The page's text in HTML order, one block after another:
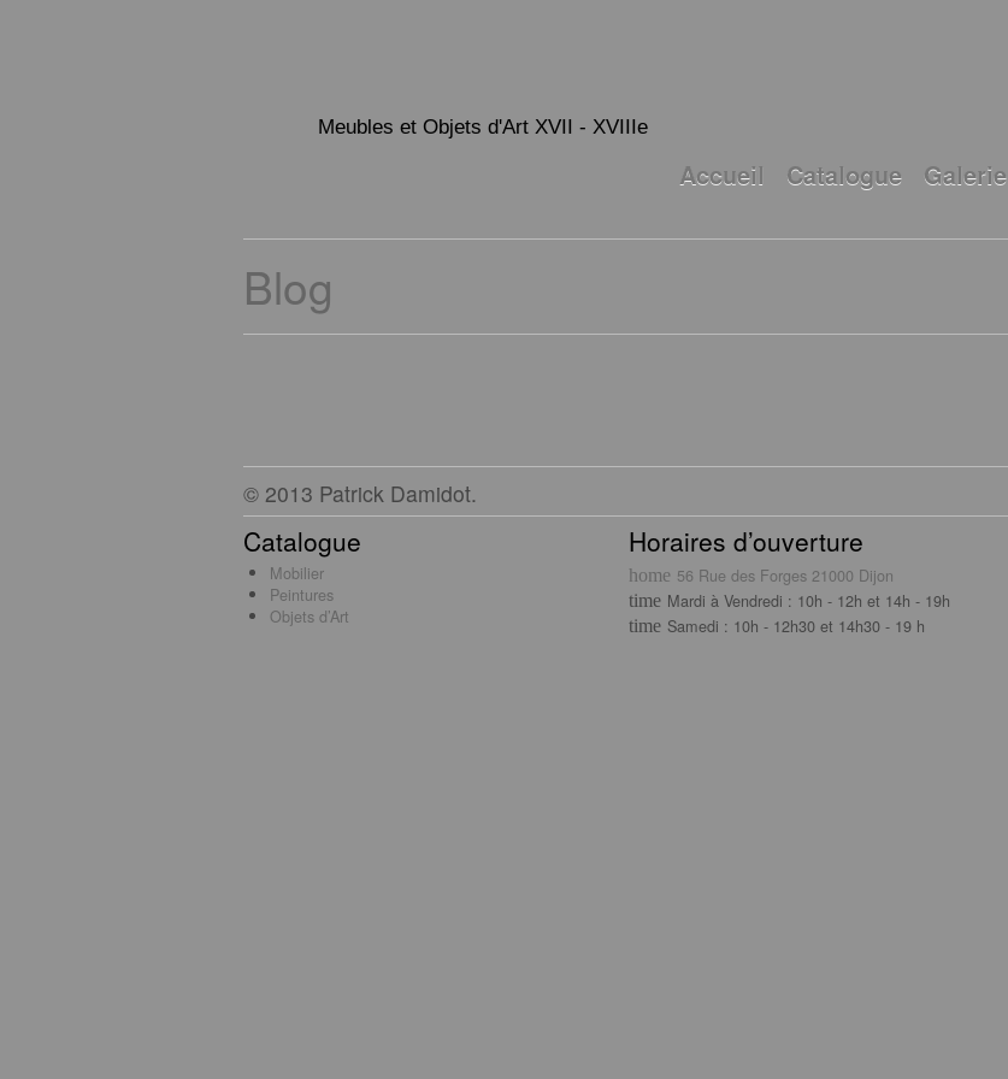
Meubles et Objets d'Art XVII - XVIIIe
Accueil Catalogue Galerie
Blog
© 2013 Patrick Damidot.
Catalogue
Mobilier
Peintures
Objets d’Art
Horaires d’ouverture
56 Rue des Forges 21000 Dijon
Mardi à Vendredi : 10h - 12h et 14h - 19h
Samedi : 10h - 12h30 et 14h30 - 19 h